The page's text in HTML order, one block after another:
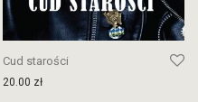
Cud starości
20.00 zł